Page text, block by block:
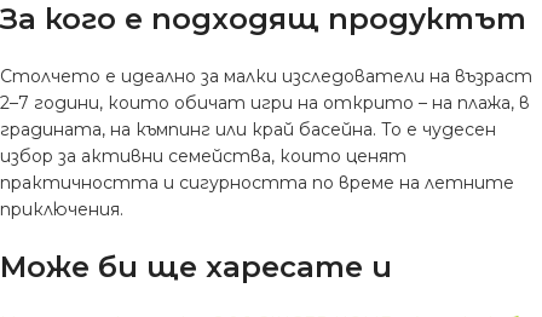
За кого е подходящ продуктът
Столчето е идеално за малки изследователи на възраст
2–7 години, които обичат игри на открито – на плажа, в
градината, на къмпинг или край басейна. То е чудесен
избор за активни семейства, които ценят
практичността и сигурността по време на летните
приключения.
Може би ще харесате и